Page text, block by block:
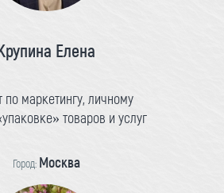
Елена
по маркетингу, личному
товаров и услуг
Город: Москва